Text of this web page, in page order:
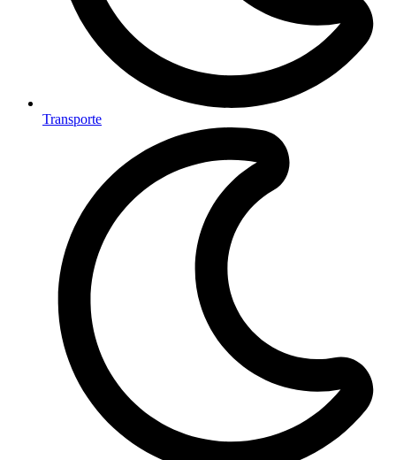
Transporte